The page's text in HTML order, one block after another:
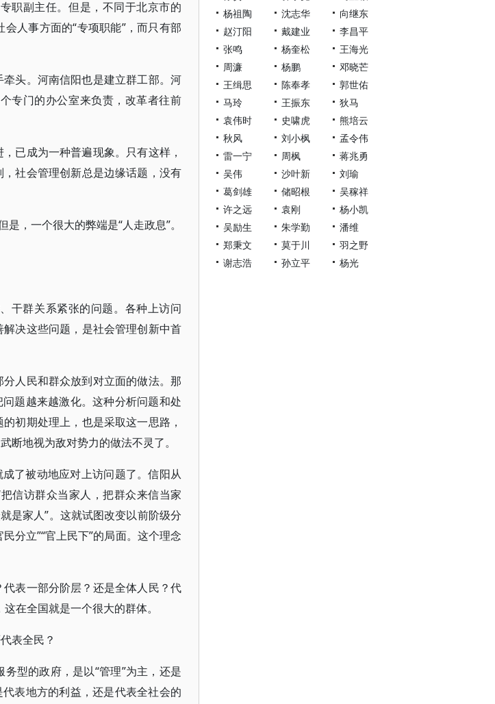
职副主任。但是，不同于北京市的
人事方面的“专项职能”，而只有部
头。河南信阳也是建立群工部。河
专门的办公室来负责，改革者往前
已成为一种普遍现象。只有这样，
社会管理创新总是边缘话题，没有
，一个很大的弊端是“人走政息”。
干群关系紧张的问题。各种上访问
决这些问题，是社会管理创新中首
人民和群众放到对立面的做法。那
题越来越激化。这种分析问题和处
初期处理上，也是采取这一思路，
断地视为敌对势力的做法不灵了。
了被动地应对上访问题了。信阳从
信访群众当家人，把群众来信当家
是家人”。这就试图改变以前阶级分
分立”“官上民下”的局面。这个理念
表一部分阶层？还是全体人民？代
在全国就是一个很大的群体。
表全民？
型的政府，是以“管理”为主，还是
表地方的利益，还是代表全社会的
杨祖陶
沈志华
向继东
赵汀阳
戴建业
李昌平
张鸣
杨奎松
王海光
周濂
杨鹏
邓晓芒
王缉思
陈奉孝
郭世佑
马玲
王振东
狄马
袁伟时
史啸虎
熊培云
秋风
刘小枫
孟令伟
雷一宁
周枫
蒋兆勇
吴伟
沙叶新
刘瑜
葛剑雄
储昭根
吴稼祥
许之远
袁刚
杨小凯
吴励生
朱学勤
潘维
郑秉文
莫于川
羽之野
谢志浩
孙立平 杨光